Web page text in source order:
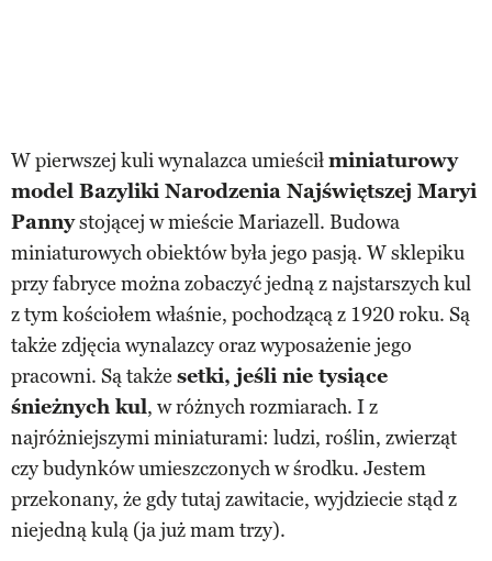
W pierwszej kuli wynalazca umieściłminiaturowy
model Bazyliki Narodzenia Najświętszej Maryi
Pannystojącej w mieście Mariazell. Budowa
miniaturowych obiektów była jego pasją. W sklepiku
przy fabryce można zobaczyć jedną z najstarszych kul
z tym kościołem właśnie, pochodzącą z 1920 roku. Są
także zdjęcia wynalazcy oraz wyposażenie jego
pracowni. Są także setki, jeśli nie tysiące
śnieżnych kul, w różnych rozmiarach. I z
najróżniejszymi miniaturami: ludzi, roślin, zwierząt
czy budynków umieszczonych w środku. Jestem
przekonany, że gdy tutaj zawitacie, wyjdziecie stąd z
niejedną kulą (ja już mam trzy).